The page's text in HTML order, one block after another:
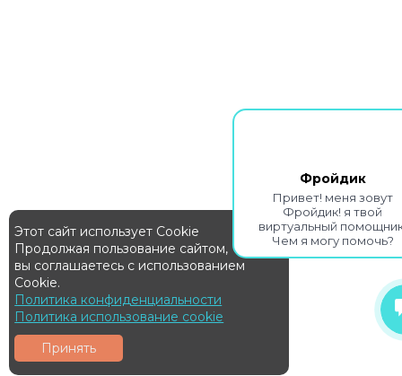
Фройдик
Привет! меня зовут
Фройдик! я твой
виртуальный
Чем я могу помочь?
Этот сайт использует Cookie
Продолжая пользование сайтом,
вы соглашаетесь с использованием
Cookie.
Политика конфиденциальности
Политика использование cookie
Принять